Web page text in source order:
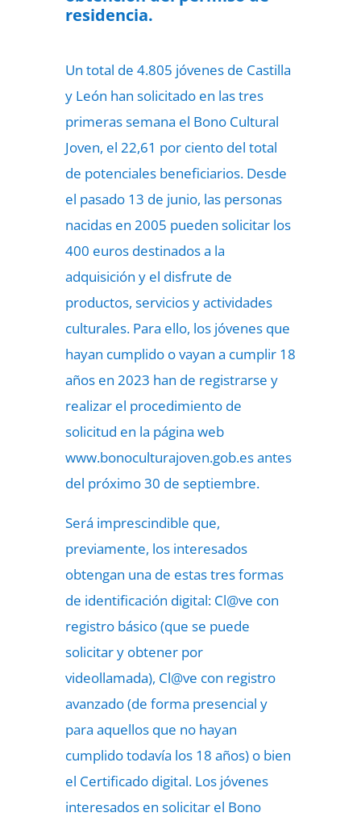
residencia.
Un total de 4.805 jóvenes de Castilla
y León han solicitado en las tres
primeras semana el Bono Cultural
Joven, el 22,61 por ciento del total
de potenciales beneficiarios. Desde
el pasado 13 de junio, las personas
nacidas en 2005 pueden solicitar los
400 euros destinados a la
adquisición y el disfrute de
productos, servicios y actividades
culturales. Para ello, los jóvenes que
hayan cumplido o vayan a cumplir 18
años en 2023 han de registrarse y
realizar el procedimiento de
solicitud en la página web
www.bonoculturajoven.gob.es antes
del próximo 30 de septiembre.
Será imprescindible que,
previamente, los interesados
obtengan una de estas tres formas
de identificación digital: Cl@ve con
registro básico (que se puede
solicitar y obtener por
videollamada), Cl@ve con registro
avanzado (de forma presencial y
para aquellos que no hayan
cumplido todavía los 18 años) o bien
el Certificado digital. Los jóvenes
interesados en solicitar el Bono